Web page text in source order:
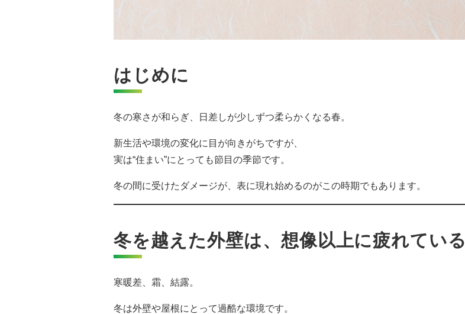
はじめに
冬の寒さが和らぎ、日差しが少しずつ柔らかくなる春。
新生活や環境の変化に目が向きがちですが、
実は“住まい”にとっても節目の季節です。
冬の間に受けたダメージが、表に現れ始めるのがこの時期でもあります。
冬を越えた外壁は、想像以上に疲れている
寒暖差、霜、結露。
冬は外壁や屋根にとって過酷な環境です。